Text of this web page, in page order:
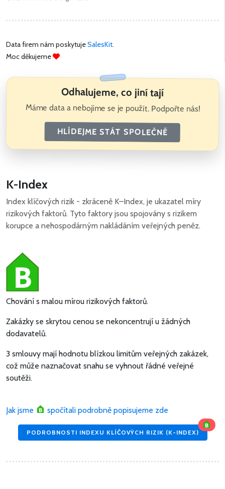
Data firem nám poskytujeSalesKit.
Moc děkujeme
Odhalujeme, co jiní tají
Máme data a nebojíme se je použít. Podpořte nás!
HLÍDEJME STÁT SPOLEČNĚ
K-Index
Index klíčových rizik - zkráceně K–Index, je ukazatel míry
rizikových faktorů. Tyto faktory jsou spojovány s rizikem
korupce a nehospodárným nakládáním veřejných peněz.
Chování s malou mírou rizikových faktorů.
Zakázky se skrytou cenou se nekoncentrují u žádných
dodavatelů.
3 smlouvy mají hodnotu blízkou limitům veřejných zakázek,
což může naznačovat snahu se vyhnout řádné veřejné
soutěži.
Jak jsme spočítali podrobně popisujeme zde
PODROBNOSTI INDEXU KLÍČOVÝCH RIZIK (K-INDEX)